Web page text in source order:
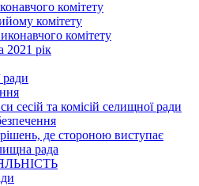
комітету
комітету
комітету
2021 рік
ради
сесій та комісій селищної ради
де стороною виступає
рада